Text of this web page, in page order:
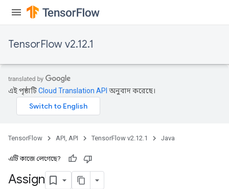
TensorFlow v2.12.1
এই পৃষ্ঠাটিCloud Translation API অনুবাদ করেছে।
TensorFlow API, API TensorFlow v2.12.1 Java
এটি কাজে লেগেছে?
Assign